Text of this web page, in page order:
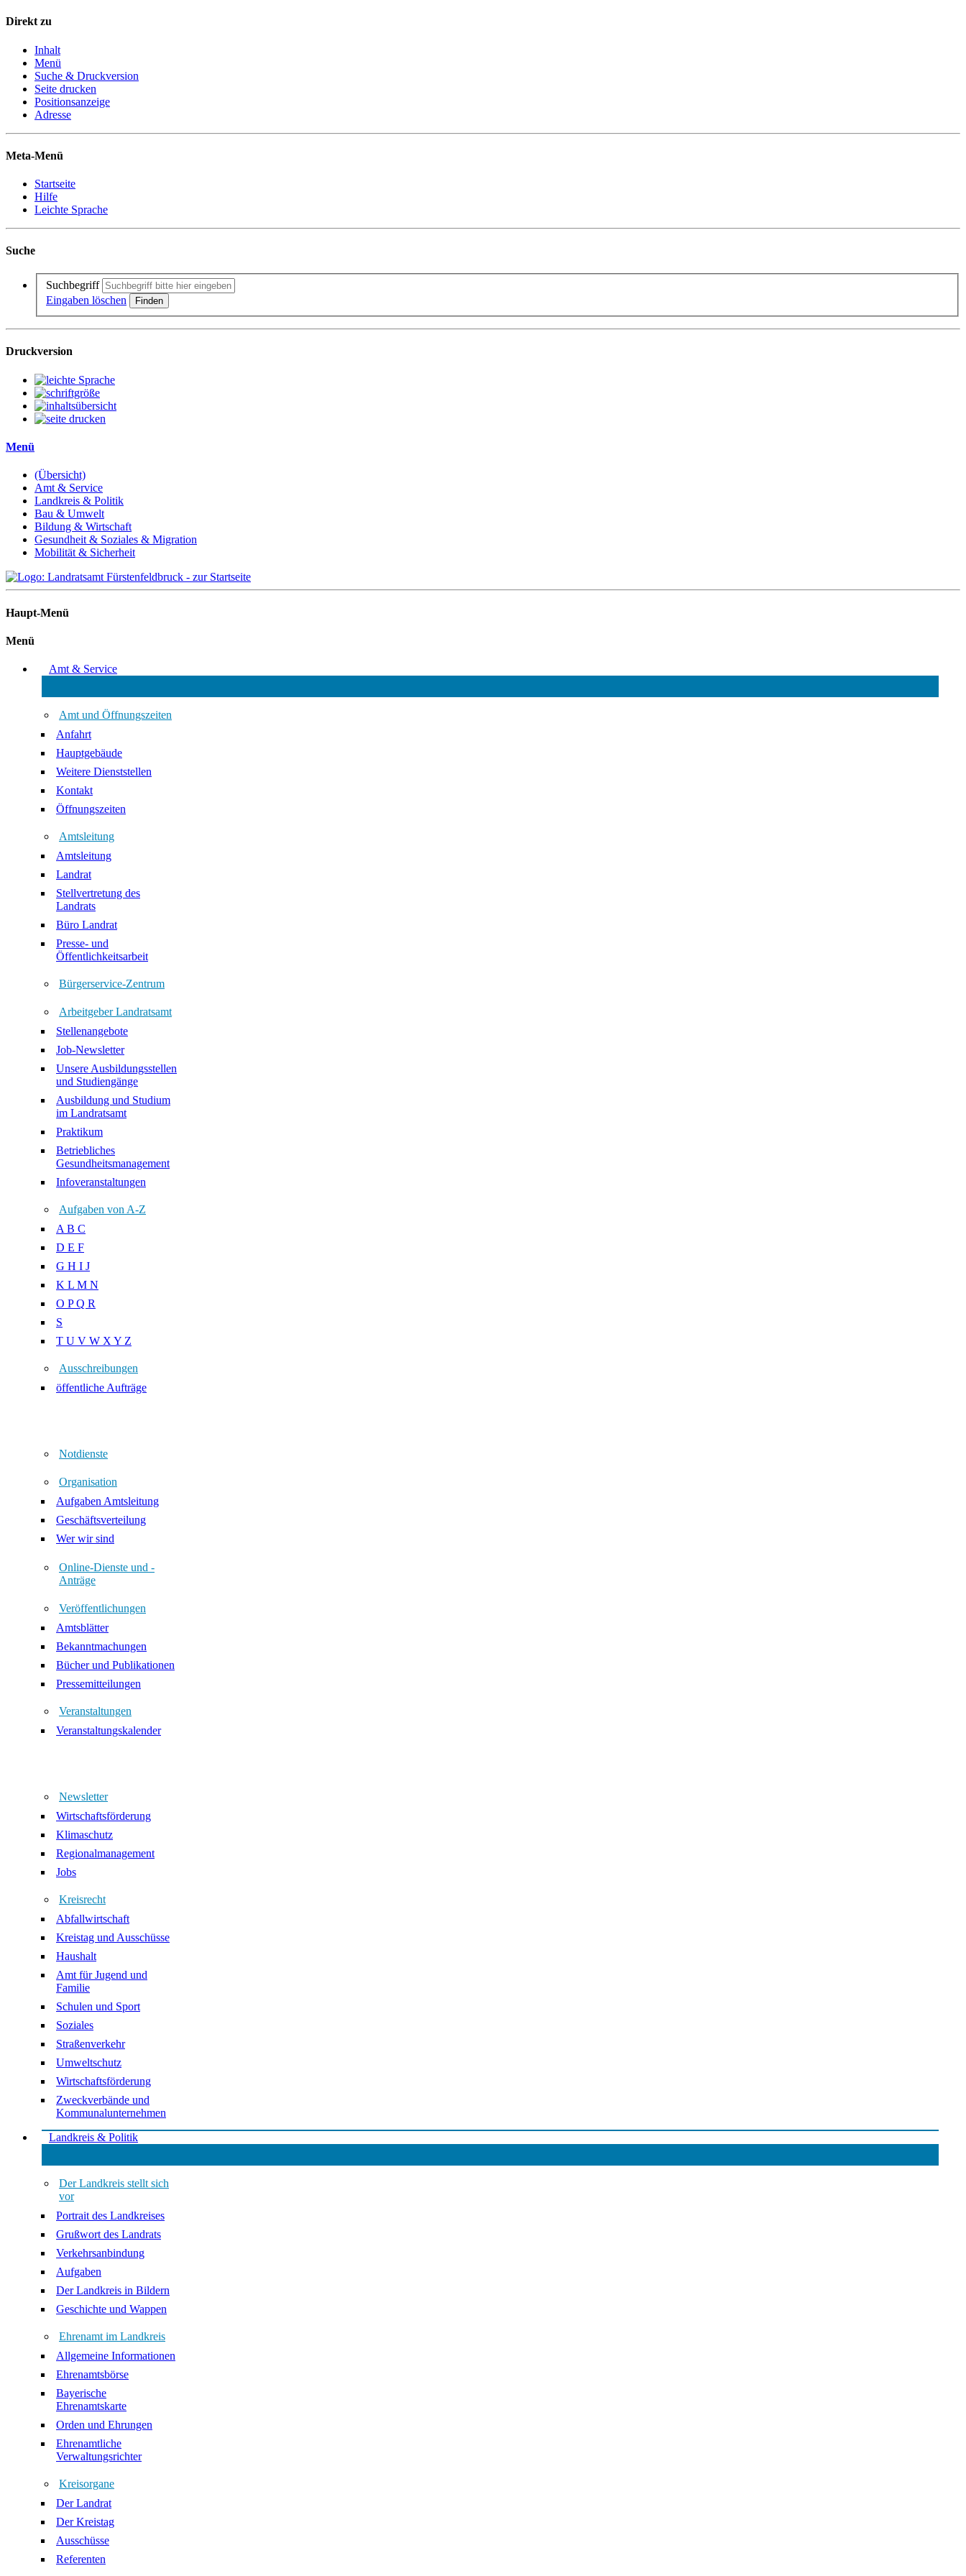
Direkt zu
Inhalt
Menü
Suche & Druckversion
Seite drucken
Positionsanzeige
Adresse
Meta-Menü
Startseite
Hilfe
Leichte Sprache
Suche
Suchbegriff
Eingaben löschen
Druckversion
Menü
(Übersicht)
Amt & Service
Landkreis & Politik
Bau & Umwelt
Bildung & Wirtschaft
Gesundheit & Soziales & Migration
Mobilität & Sicherheit
Haupt-Menü
Menü
Amt & Service
Amt und Öffnungszeiten
Anfahrt
Hauptgebäude
Weitere Dienststellen
Kontakt
Öffnungszeiten
Amtsleitung
Amtsleitung
Landrat
Stellvertretung des
Landrats
Büro Landrat
Presse- und
Öffentlichkeitsarbeit
Bürgerservice-Zentrum
Arbeitgeber Landratsamt
Stellenangebote
Job-Newsletter
Unsere Ausbildungsstellen
und Studiengänge
Ausbildung und Studium
im Landratsamt
Praktikum
Betriebliches
Gesundheitsmanagement
Infoveranstaltungen
Aufgaben von A-Z
A B C
D E F
G H I J
K L M N
O P Q R
S
T U V W X Y Z
Ausschreibungen
öffentliche Aufträge
Notdienste
Organisation
Aufgaben Amtsleitung
Geschäftsverteilung
Wer wir sind
Online-Dienste und -
Anträge
Veröffentlichungen
Amtsblätter
Bekanntmachungen
Bücher und Publikationen
Pressemitteilungen
Veranstaltungen
Veranstaltungskalender
Newsletter
Wirtschaftsförderung
Klimaschutz
Regionalmanagement
Jobs
Kreisrecht
Abfallwirtschaft
Kreistag und Ausschüsse
Haushalt
Amt für Jugend und
Familie
Schulen und Sport
Soziales
Straßenverkehr
Umweltschutz
Wirtschaftsförderung
Zweckverbände und
Kommunalunternehmen
Landkreis & Politik
Der Landkreis stellt sich
vor
Portrait des Landkreises
Grußwort des Landrats
Verkehrsanbindung
Aufgaben
Der Landkreis in Bildern
Geschichte und Wappen
Ehrenamt im Landkreis
Allgemeine Informationen
Ehrenamtsbörse
Bayerische
Ehrenamtskarte
Orden und Ehrungen
Ehrenamtliche
Verwaltungsrichter
Kreisorgane
Der Landrat
Der Kreistag
Ausschüsse
Referenten